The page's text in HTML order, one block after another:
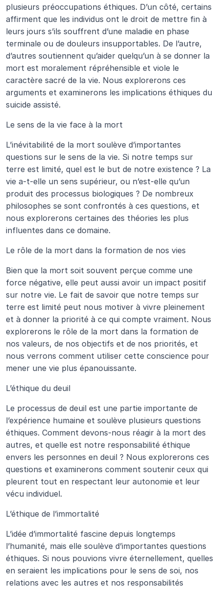
plusieurs préoccupations éthiques. D’un côté, certains
affirment que les individus ont le droit de mettre fin à
leurs jours s’ils souffrent d’une maladie en phase
terminale ou de douleurs insupportables. De l’autre,
d’autres soutiennent qu’aider quelqu’un à se donner la
mort est moralement répréhensible et viole le
caractère sacré de la vie. Nous explorerons ces
arguments et examinerons les implications éthiques du
suicide assisté.
Le sens de la vie face à la mort
L’inévitabilité de la mort soulève d’importantes
questions sur le sens de la vie. Si notre temps sur
terre est limité, quel est le but de notre existence ? La
vie a-t-elle un sens supérieur, ou n’est-elle qu’un
produit des processus biologiques ? De nombreux
philosophes se sont confrontés à ces questions, et
nous explorerons certaines des théories les plus
influentes dans ce domaine.
Le rôle de la mort dans la formation de nos vies
Bien que la mort soit souvent perçue comme une
force négative, elle peut aussi avoir un impact positif
sur notre vie. Le fait de savoir que notre temps sur
terre est limité peut nous motiver à vivre pleinement
et à donner la priorité à ce qui compte vraiment. Nous
explorerons le rôle de la mort dans la formation de
nos valeurs, de nos objectifs et de nos priorités, et
nous verrons comment utiliser cette conscience pour
mener une vie plus épanouissante.
L’éthique du deuil
Le processus de deuil est une partie importante de
l’expérience humaine et soulève plusieurs questions
éthiques. Comment devons-nous réagir à la mort des
autres, et quelle est notre responsabilité éthique
envers les personnes en deuil ? Nous explorerons ces
questions et examinerons comment soutenir ceux qui
pleurent tout en respectant leur autonomie et leur
vécu individuel.
L’éthique de l’immortalité
L’idée d’immortalité fascine depuis longtemps
l’humanité, mais elle soulève d’importantes questions
éthiques. Si nous pouvions vivre éternellement, quelles
en seraient les implications pour le sens de soi, nos
relations avec les autres et nos responsabilités